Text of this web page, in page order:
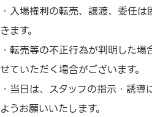
・入場権利の転売、譲渡、委任
きます。
・転売等の不正行為が判明した
せていただく場合がございます。
・当日は、スタッフの指示・誘
ようお願いいたします。